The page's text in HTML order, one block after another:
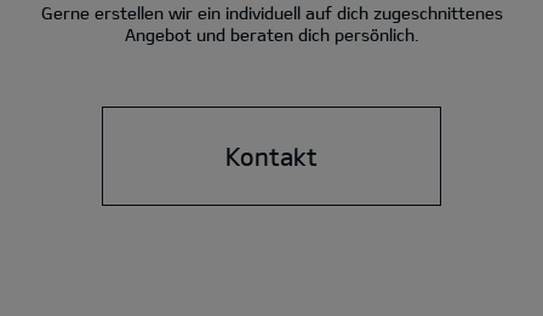
Gerne erstellen wir ein individuell auf dich zugeschnittenes
Angebot und beraten dich persönlich.
Kontakt